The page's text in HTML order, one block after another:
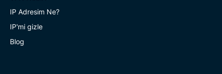
IP Adresim Ne?
IP'mi gizle
Blog